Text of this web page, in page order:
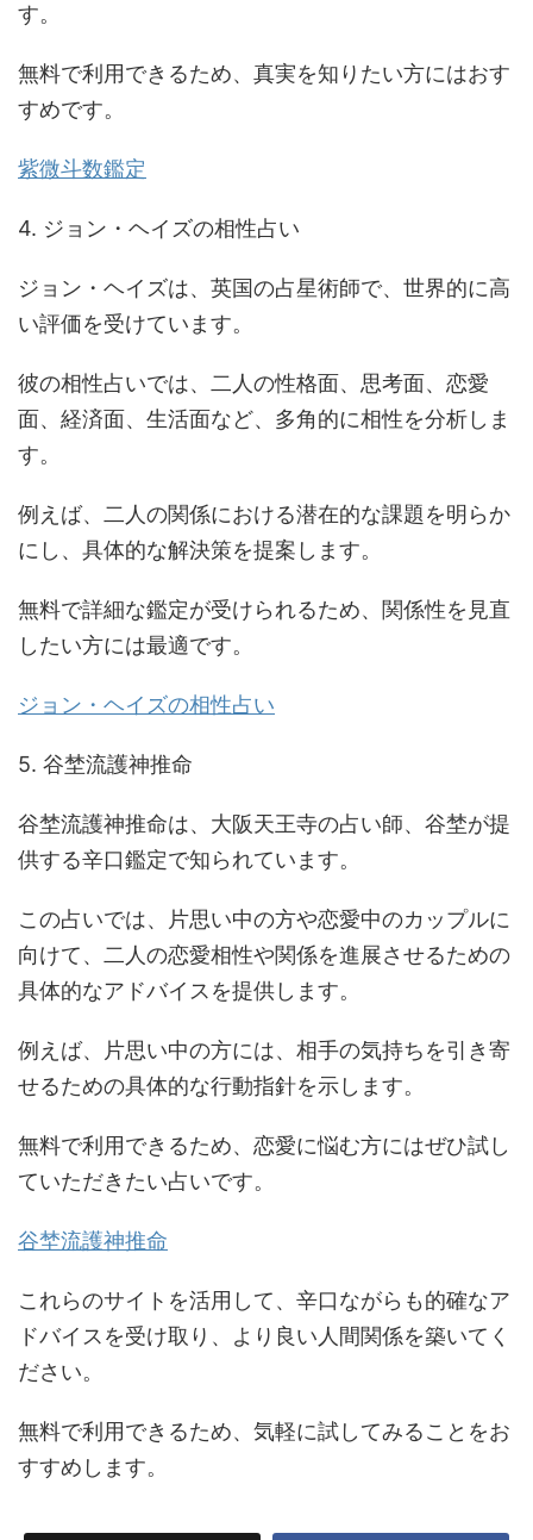
す。
無料で利用できるため、真実を知りたい方にはおす
すめです。
紫微斗数鑑定
4. ジョン・ヘイズの相性占い
ジョン・ヘイズは、英国の占星術師で、世界的に高
い評価を受けています。
彼の相性占いでは、二人の性格面、思考面、恋愛
面、経済面、生活面など、多角的に相性を分析しま
す。
例えば、二人の関係における潜在的な課題を明らか
にし、具体的な解決策を提案します。
無料で詳細な鑑定が受けられるため、関係性を見直
したい方には最適です。
ジョン・ヘイズの相性占い
5. 谷埜流護神推命
谷埜流護神推命は、大阪天王寺の占い師、谷埜が提
供する辛口鑑定で知られています。
この占いでは、片思い中の方や恋愛中のカップルに
向けて、二人の恋愛相性や関係を進展させるための
具体的なアドバイスを提供します。
例えば、片思い中の方には、相手の気持ちを引き寄
せるための具体的な行動指針を示します。
無料で利用できるため、恋愛に悩む方にはぜひ試し
ていただきたい占いです。
谷埜流護神推命
これらのサイトを活用して、辛口ながらも的確なア
ドバイスを受け取り、より良い人間関係を築いてく
ださい。
無料で利用できるため、気軽に試してみることをお
すすめします。